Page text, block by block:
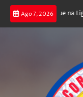
Ago 7, 2026
e prossegue na Liga